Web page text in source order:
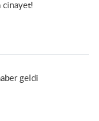
cinayet!
geldi